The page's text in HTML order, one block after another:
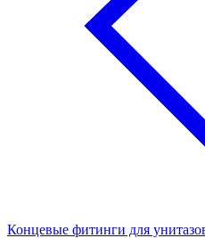
Концевые фитинги для